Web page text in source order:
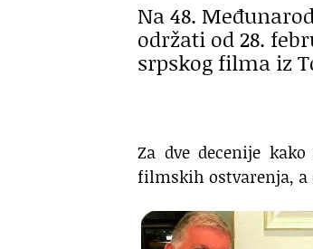
Na 48.
održati od 28.
srpskog filma iz
Za dve decenije
filmskih ostvarenja, a